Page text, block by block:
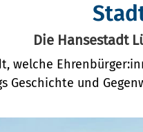
Die Hansestadt
welche
Geschichte und